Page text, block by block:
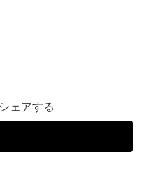
ェアする